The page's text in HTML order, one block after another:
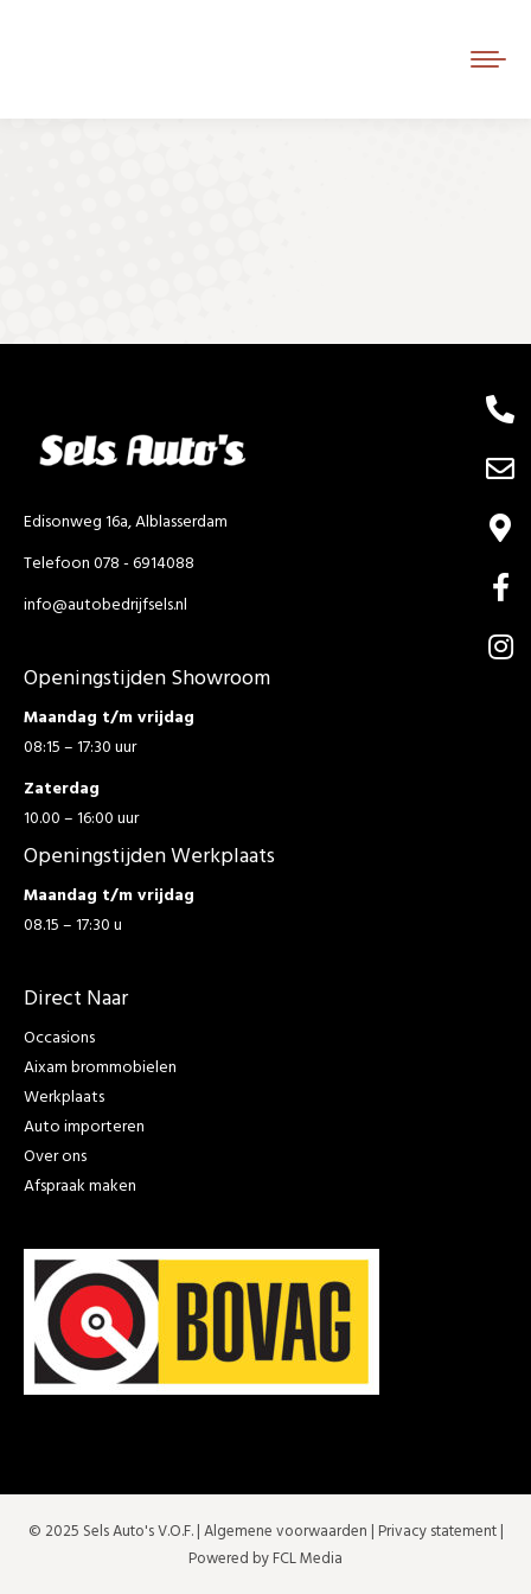
Edisonweg 16a, Alblasserdam
Telefoon 078 - 6914088
info@autobedrijfsels.nl
Openingstijden Showroom
Maandag t/m vrijdag
08:15 – 17:30 uur
Zaterdag
10.00 – 16:00 uur
Openingstijden Werkplaats
Maandag t/m vrijdag
08.15 – 17:30 u
Direct Naar
Occasions
Aixam brommobielen
Werkplaats
Auto importeren
Over ons
Afspraak maken
© 2025 Sels Auto's V.O.F. |Algemene voorwaarden | Privacy statement|
Powered by FCL Media